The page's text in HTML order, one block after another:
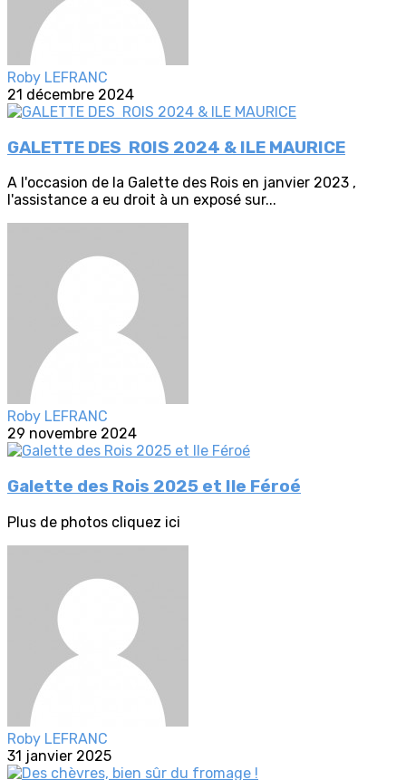
Roby LEFRANC
21 décembre 2024
GALETTE DES ROIS 2024 & ILE MAURICE
A l'occasion de la Galette des Rois en janvier 2023 ,
l'assistance a eu droit à un exposé sur...
Roby LEFRANC
29 novembre 2024
Galette des Rois 2025 et Ile Féroé
Plus de photos cliquez ici
Roby LEFRANC
31 janvier 2025